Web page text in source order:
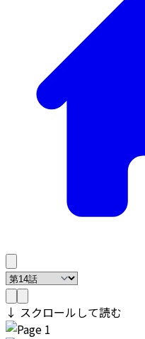
↓ スクロールして読む